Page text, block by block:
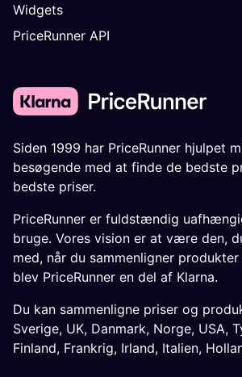
Widgets
PriceRunner API
Siden 1999 har PriceRunner hjulpet
besøgende med at finde de bedste
bedste priser.
PriceRunner er fuldstændig
bruge. Vores vision er at være den,
med, når du sammenligner
blev PriceRunner en del af Klarna.
Du kan sammenligne priser og
Sverige, UK, Danmark, Norge, USA,
Finland, Frankrig, Irland, Italien,